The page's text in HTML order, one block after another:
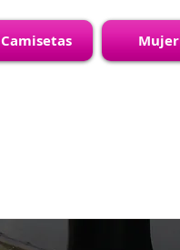
Camisetas Mujer